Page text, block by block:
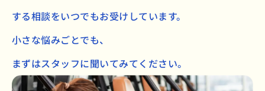
する相談をいつでもお受けしています。
小さな悩みごとでも、
まずはスタッフに聞いてみてください。